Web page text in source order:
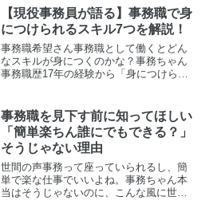
も同じような人だよ。気分次第でコロコ
ロ意見が変わったり、急に怒...
【現役事務員が語る】事務職で身
につけられるスキル7つを解説！
事務職希望さん事務職として働くとどん
なスキルが身につくのかな？事務ちゃん
事務職歴17年の経験から「身につけられ
く7つのスキルこんな人におすすめ事務職
に関心がある方身につ...
事務職を見下す前に知ってほしい
「簡単楽ちん誰にでもできる？」
そうじゃない理由
世間の声事務って座っていられるし、簡
単で楽な仕事でいいよね。事務ちゃん本
当はそうじゃないのに、こんな風に世間